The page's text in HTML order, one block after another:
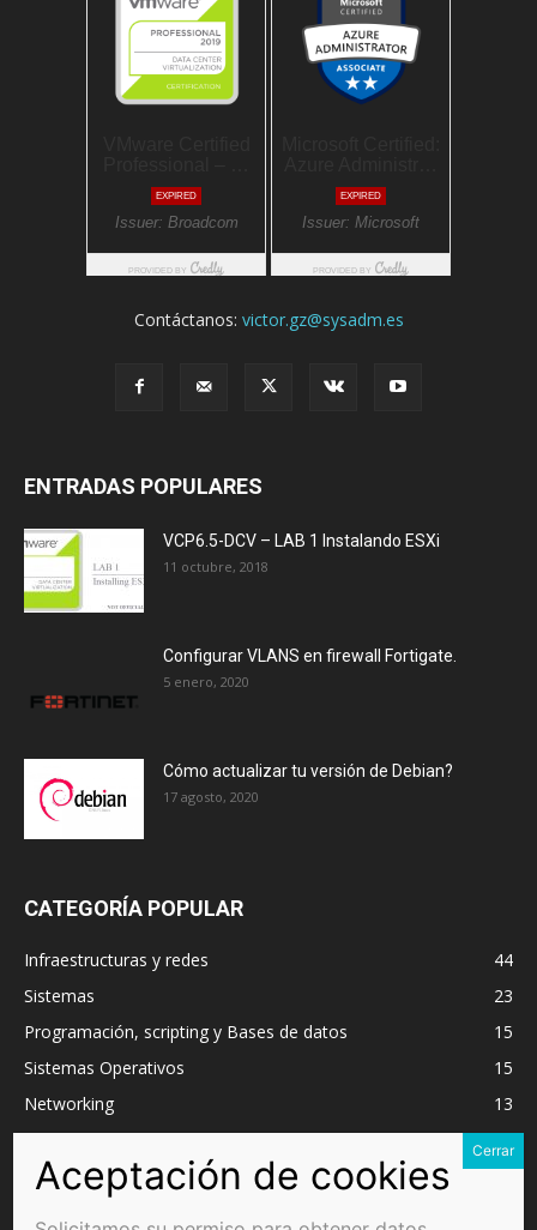
Contáctanos: victor.gz@sysadm.es
ENTRADAS POPULARES
VCP6.5-DCV – LAB 1 Instalando ESXi
11 octubre, 2018
Configurar VLANS en firewall Fortigate.
5 enero, 2020
Cómo actualizar tu versión de Debian?
17 agosto, 2020
CATEGORÍA POPULAR
Infraestructuras y redes
44
Sistemas
23
Programación, scripting y Bases de datos
15
Sistemas Operativos
15
Networking
13
VMware
11
Microsoft Windows Server
9